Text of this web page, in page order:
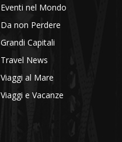
Eventi nel Mondo
Da non Perdere
Grandi Capitali
Travel News
Viaggi al Mare
Viaggi e Vacanze